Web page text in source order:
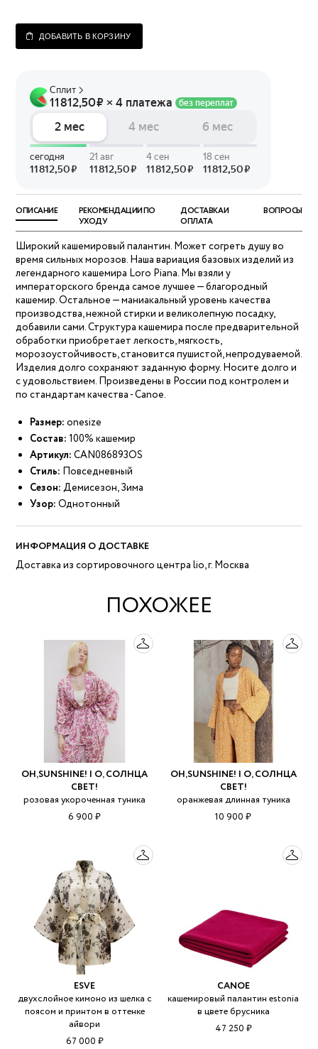
ДОБАВИТЬ В КОРЗИНУ
ОПИСАНИЕ
РЕКОМЕНДАЦИИ ПО
УХОДУ
ДОСТАВКА И
ОПЛАТА
ВОПРОСЫ
Широкий кашемировый палантин. Может согреть душу во
время сильных морозов. Наша вариация базовых изделий из
легендарного кашемира Loro Piana. Мы взяли у
императорского бренда самое лучшее — благородный
кашемир. Остальное — маниакальный уровень качества
производства, нежной стирки и великолепную посадку,
добавили сами. Структура кашемира после предварительной
обработки приобретает легкость, мягкость,
морозоустойчивость, становится пушистой, непродуваемой.
Изделия долго сохраняют заданную форму. Носите долго и
с удовольствием. Произведены в России под контролем и
по стандартам качества - Canoe.
Размер: onesize
Состав: 100% кашемир
Артикул: CAN086893OS
Стиль: Повседневный
Сезон: Демисезон, Зима
Узор: Однотонный
ИНФОРМАЦИЯ О ДОСТАВКЕ
Доставка из сортировочного центра lio, г. Москва
ПОХОЖЕЕ
OH,SUNSHINE! | О, СОЛНЦА
СВЕТ!
розовая укороченная туника
6 900 ₽
OH,SUNSHINE! | О, СОЛНЦА
СВЕТ!
оранжевая длинная туника
10 900 ₽
ESVE
двухслойное кимоно из шелка с
поясом и принтом в оттенке
айвори
67 000 ₽
CANOE
кашемировый палантин estonia
в цвете брусника
47 250 ₽